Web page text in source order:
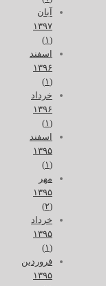
آبان
۱۳۹۷
اسفند
۱۳۹۶
خرداد
۱۳۹۶
اسفند
۱۳۹۵
مهر
۱۳۹۵
خرداد
۱۳۹۵
فروردین
۱۳۹۵